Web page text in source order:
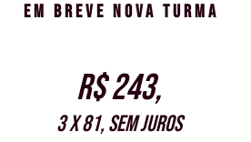
em breve nova turma
R$ 243,
3 x 81, sem juros